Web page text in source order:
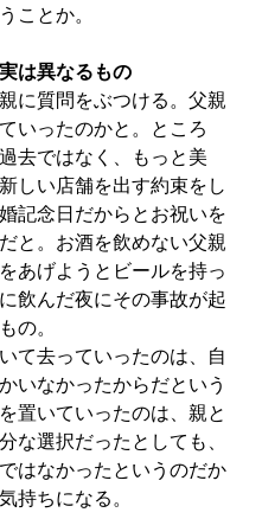
ことか。
は異なるもの
に質問をぶつける。父親
いったのかと。ところ
去ではなく、もっと美
しい店舗を出す約束をし
記念日だからとお祝いを
と。お酒を飲めない父親
あげようとビールを持っ
飲んだ夜にその事故が起
の。
て去っていったのは、自
いなかったからだという
置いていったのは、親と
な選択だったとしても、
はなかったというのだか
持ちになる。